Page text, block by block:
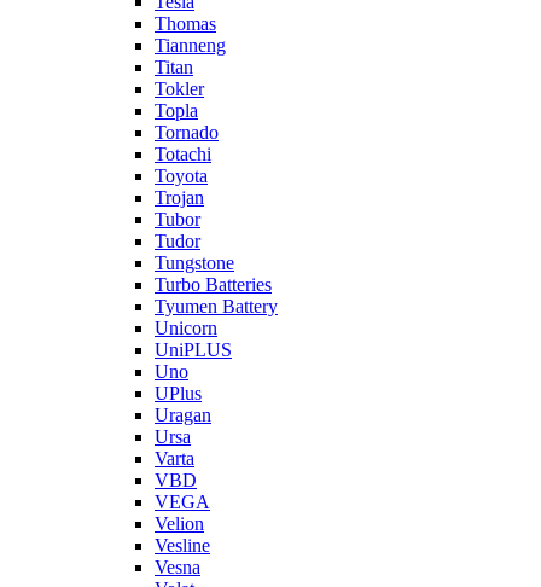
Thomas
Tianneng
Titan
Tokler
Topla
Tornado
Totachi
Toyota
Trojan
Tubor
Tudor
Tungstone
Turbo Batteries
Tyumen Battery
Unicorn
UniPLUS
Uno
UPlus
Uragan
Ursa
Varta
VBD
VEGA
Velion
Vesline
Vesna